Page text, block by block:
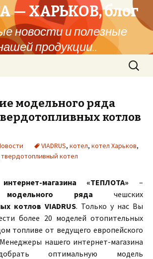
— ХАРЬКОВ, блог
новости и полезные
продукции..
Найти:
модельного ряда
котлов
VIADRUS, котел, котел Харьков,
твердотопливный котел
магазина «ТЕПЛОТА» –
модельного ряда чешских
котлов VIADRUS. Только у нас Вы
более 20 моделей отопительных
топливе от ведущего европейского
нашего интернет-магазина
оптимальную модель